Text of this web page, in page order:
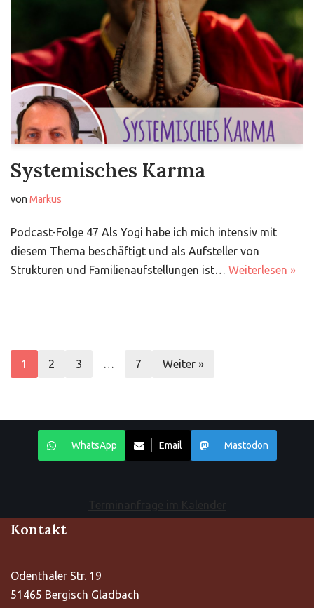
Systemisches Karma
von Markus
Podcast-Folge 47 Als Yogi habe ich mich intensiv mit
diesem Thema beschäftigt und als Aufsteller von
Strukturen und Familienaufstellungen ist… Weiterlesen »
1 2 3 … 7 Weiter »
WhatsApp Email Mastodon
Terminanfrage im Kalender
Kontakt
Odenthaler Str. 19
51465 Bergisch Gladbach